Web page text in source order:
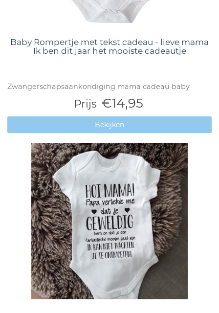
Baby Rompertje met tekst cadeau - lieve mama
Ik ben dit jaar het mooiste cadeautje
Zwangerschapsaankondiging mama cadeau baby
Prijs €14,95
Bekijken